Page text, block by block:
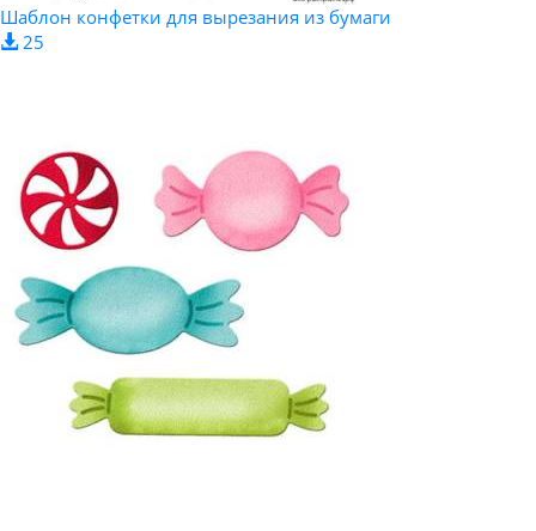
Шаблон конфетки для вырезания из бумаги
25